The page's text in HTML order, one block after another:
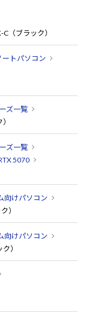
（ブラック）
ートパソコン
ズ一覧
ズ一覧
5070
向けパソコン
）
向けパソコン
）